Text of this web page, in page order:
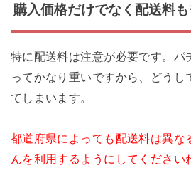
購入価格だけでなく配送料
特に配送料は注意が必要です。パ
ってかなり重いですから、どうし
てしまいます。
都道府県によっても配送料は異な
んを利用するようにしてください